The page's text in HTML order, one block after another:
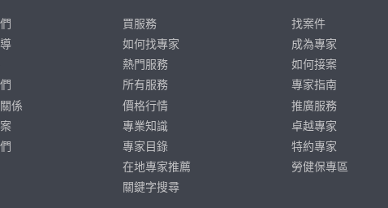
係
買服務
如何找專家
熱門服務
所有服務
價格行情
專業知識
專家目錄
在地專家推薦
關鍵字搜尋
找案件
成為專家
如何接案
專家指南
推廣服務
卓越專家
特約專家
勞健保專區